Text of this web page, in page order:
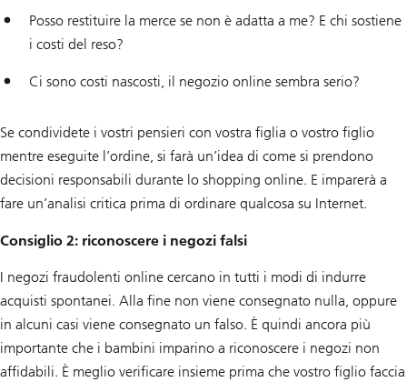
Posso restituire la merce se non è adatta a me? E chi sostiene
i costi del reso?
Ci sono costi nascosti, il negozio online sembra serio?
Se condividete i vostri pensieri con vostra figlia o vostro figlio
mentre eseguite l’ordine, si farà un’idea di come si prendono
decisioni responsabili durante lo shopping online. E imparerà a
fare un’analisi critica prima di ordinare qualcosa su Internet.
Consiglio 2: riconoscere i negozi falsi
I negozi fraudolenti online cercano in tutti i modi di indurre
acquisti spontanei. Alla fine non viene consegnato nulla, oppure
in alcuni casi viene consegnato un falso. È quindi ancora più
importante che i bambini imparino a riconoscere i negozi non
affidabili. È meglio verificare insieme prima che vostro figlio faccia